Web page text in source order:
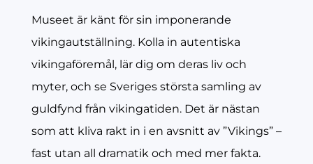
Museet är känt för sin imponerande
vikingautställning. Kolla in autentiska
vikingaföremål, lär dig om deras liv och
myter, och se Sveriges största samling av
guldfynd från vikingatiden. Det är nästan
som att kliva rakt in i en avsnitt av ”Vikings” –
fast utan all dramatik och med mer fakta.